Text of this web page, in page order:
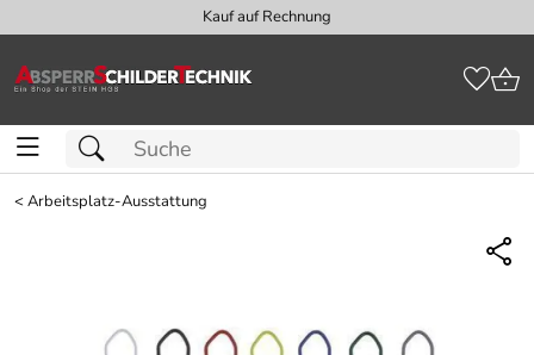
Kauf auf Rechnung
<Arbeitsplatz-Ausstattung